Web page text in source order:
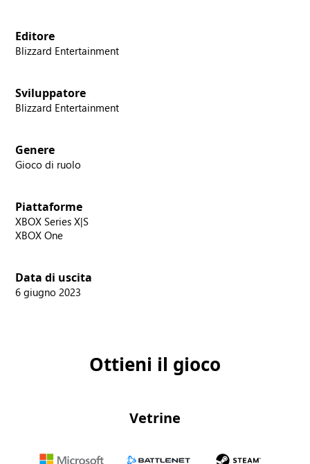
Editore
Blizzard Entertainment
Sviluppatore
Blizzard Entertainment
Genere
Gioco di ruolo
Piattaforme
XBOX Series X|S
XBOX One
Data di uscita
6 giugno 2023
Ottieni il gioco
Vetrine